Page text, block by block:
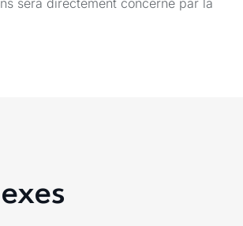
sera directement concerné par la